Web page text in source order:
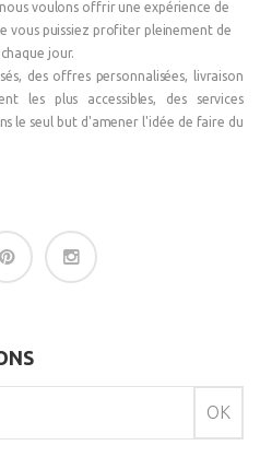
voulons offrir une expérience de
vous puissiez profiter pleinement de
jour.
des offres personnalisées, livraison
les plus accessibles, des services
le seul but d'amener l'idée de faire du
OK